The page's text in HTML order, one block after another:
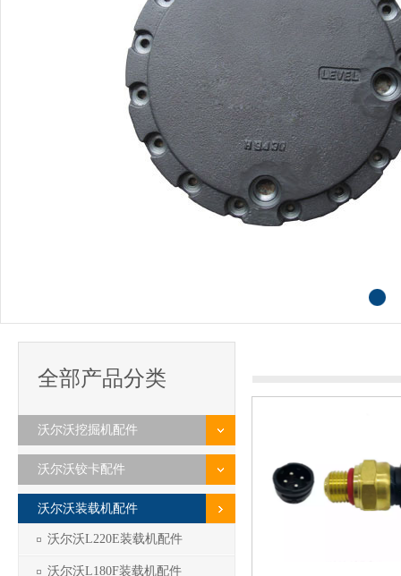
全部产品分类
沃尔沃挖掘机配件
沃尔沃铰卡配件
沃尔沃装载机配件
沃尔沃L220E装载机配件
沃尔沃L180F装载机配件